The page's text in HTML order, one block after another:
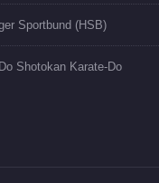
Sportbund (HSB)
Shotokan Karate-Do